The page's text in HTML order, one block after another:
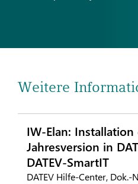
Weitere
IW-Elan: Installation
Jahresversion in
DATEV-SmartIT
DATEV Hilfe-Center, Dok.-